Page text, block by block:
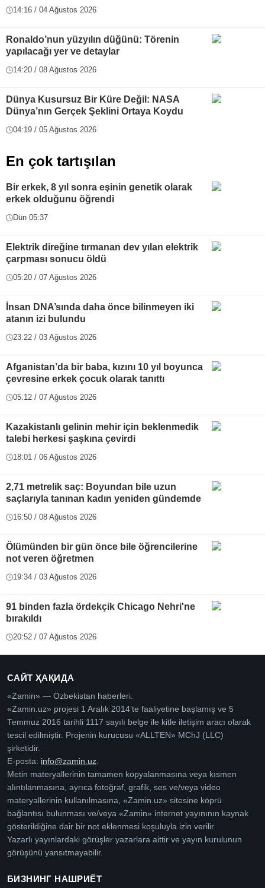
14:16 / 04 Ağustos 2026
Ronaldo’nun yüzyılın düğünü: Törenin
yapılacağı yer ve detaylar
14:20 / 08 Ağustos 2026
Dünya Kusursuz Bir Küre Değil: NASA
Dünya’nın Gerçek Şeklini Ortaya Koydu
04:19 / 05 Ağustos 2026
En çok tartışılan
Bir erkek, 8 yıl sonra eşinin genetik olarak
erkek olduğunu öğrendi
Dün 05:37
Elektrik direğine tırmanan dev yılan elektrik
çarpması sonucu öldü
05:20 / 07 Ağustos 2026
İnsan DNA’sında daha önce bilinmeyen iki
atanın izi bulundu
23:22 / 03 Ağustos 2026
Afganistan’da bir baba, kızını 10 yıl boyunca
çevresine erkek çocuk olarak tanıttı
05:12 / 07 Ağustos 2026
Kazakistanlı gelinin mehir için beklenmedik
talebi herkesi şaşkına çevirdi
18:01 / 06 Ağustos 2026
2,71 metrelik saç: Boyundan bile uzun
saçlarıyla tanınan kadın yeniden gündemde
16:50 / 08 Ağustos 2026
Ölümünden bir gün önce bile öğrencilerine
not veren öğretmen
19:34 / 03 Ağustos 2026
91 binden fazla ördekçik Chicago Nehri'ne
bırakıldı
20:52 / 07 Ağustos 2026
САЙТ ҲАҚИДА
«Zamin» — Özbekistan haberleri.
«Zamin.uz» projesi 1 Aralık 2014’te faaliyetine başlamış ve 5
Temmuz 2016 tarihli 1117 sayılı belge ile kitle iletişim aracı olarak
tescil edilmiştir. Projenin kurucusu «ALLTEN» MChJ (LLC)
şirketidir.
E-posta: info@zamin.uz.
Metin materyallerinin tamamen kopyalanmasına veya kısmen
alıntılanmasına, ayrıca fotoğraf, grafik, ses ve/veya video
materyallerinin kullanılmasına, «Zamin.uz» sitesine köprü
bağlantısı bulunması ve/veya «Zamin» internet yayınının kaynak
gösterildiğine dair bir not eklenmesi koşuluyla izin verilir.
Yazarlı yayınlardaki görüşler yazarlara aittir ve yayın kurulunun
görüşünü yansıtmayabilir.
БИЗНИНГ НАШРИЁТ